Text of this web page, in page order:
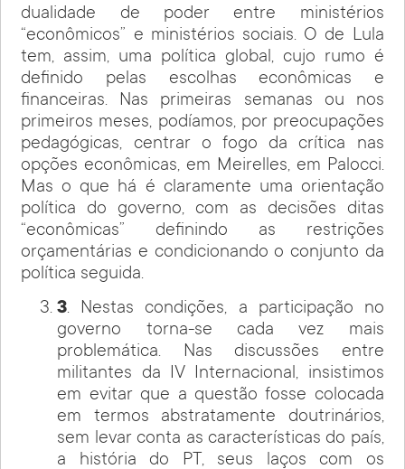
dualidade de poder entre ministérios
“econômicos” e ministérios sociais. O de Lula
tem, assim, uma política global, cujo rumo é
definido pelas escolhas econômicas e
financeiras. Nas primeiras semanas ou nos
primeiros meses, podíamos, por preocupações
pedagógicas, centrar o fogo da crítica nas
opções econômicas, em Meirelles, em Palocci.
Mas o que há é claramente uma orientação
política do governo, com as decisões ditas
“econômicas” definindo as restrições
orçamentárias e condicionando o conjunto da
política seguida.
3. Nestas condições, a participação no
governo torna-se cada vez mais
problemática. Nas discussões entre
militantes da IV Internacional, insistimos
em evitar que a questão fosse colocada
em termos abstratamente doutrinários,
sem levar conta as características do país,
a história do PT, seus laços com os